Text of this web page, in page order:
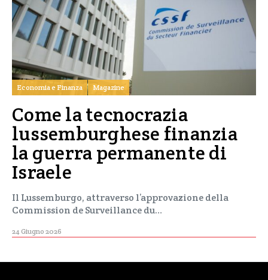
Economia e Finanza Magazine
Come la tecnocrazia
lussemburghese finanzia
la guerra permanente di
Israele
Il Lussemburgo, attraverso l’approvazione della
Commission de Surveillance du…
24 Giugno 2026